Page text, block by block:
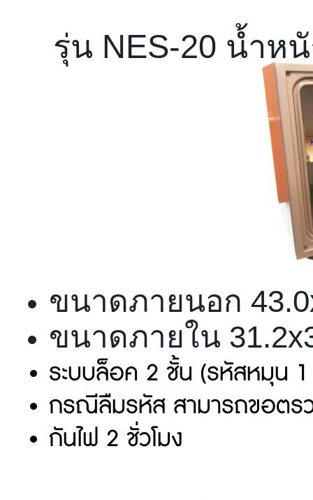
รุ่น NES-20 น้ำห
ขนาดภายนอก
ขนาดภายใน
ระบบล็อค 2 ชั้น (รหัสหมุน
กรณีลืมรหัส สามารถขอตร
กันไฟ 2 ชั่วโมง